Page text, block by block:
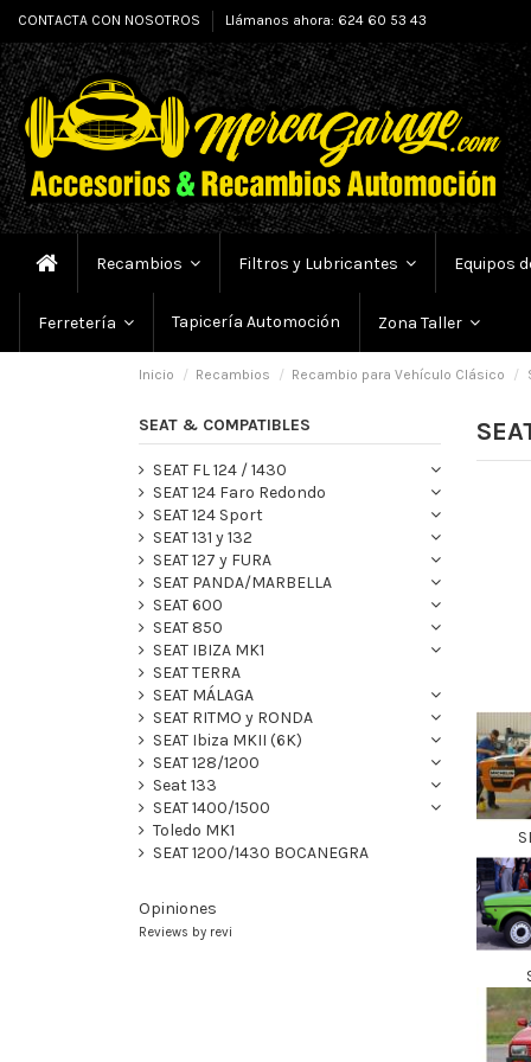
CONTACTA CON NOSOTROS Llámanos ahora: 624 60 53 43
Recambios Filtros y Lubricantes Equipos
Ferretería Tapicería Automoción Zona Taller
Inicio Recambios Recambio para Vehículo Clásico
SEAT & COMPATIBLES
SEAT FL 124 / 1430
SEAT 124 Faro Redondo
SEAT 124 Sport
SEAT 131 y 132
SEAT 127 y FURA
SEAT PANDA/MARBELLA
SEAT 600
SEAT 850
SEAT IBIZA MK1
SEAT TERRA
SEAT MÁLAGA
SEAT RITMO y RONDA
SEAT Ibiza MKII (6K)
SEAT 128/1200
Seat 133
SEAT 1400/1500
Toledo MK1
SEAT 1200/1430 BOCANEGRA
Opiniones
Reviews by revi